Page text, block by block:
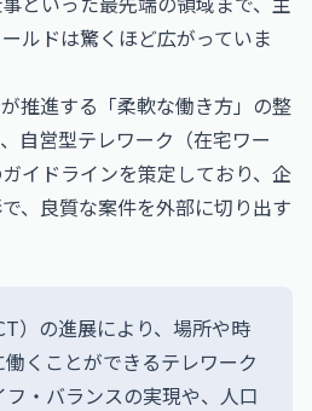
ルドは驚くほど広がっていま
推進する「柔軟な働き方」の整
自営型テレワーク（在宅ワー
イドラインを策定しており、企
、良質な案件を外部に切り出す
）の進展により、場所や時
くことができるテレワーク
・バランスの実現や、人口